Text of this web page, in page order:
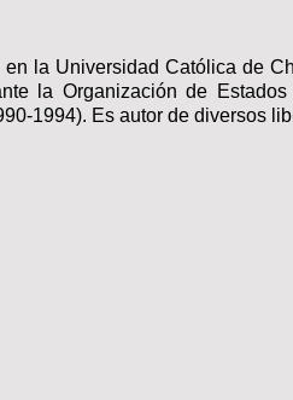
la Universidad Católica de
la Organización de Estados
1994). Es autor de diversos